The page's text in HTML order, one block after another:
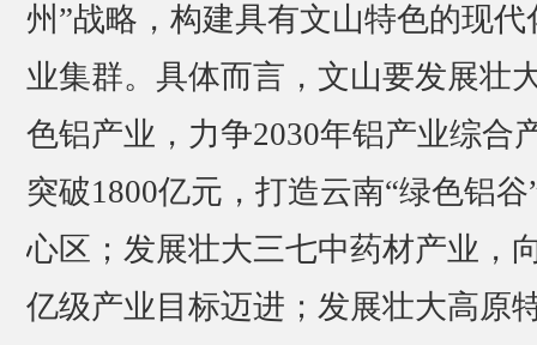
州”战略，构建具有文山特色的现代
业集群。具体而言，文山要发展壮
色铝产业，力争2030年铝产业综合
突破1800亿元，打造云南“绿色铝谷
心区；发展壮大三七中药材产业，
亿级产业目标迈进；发展壮大高原